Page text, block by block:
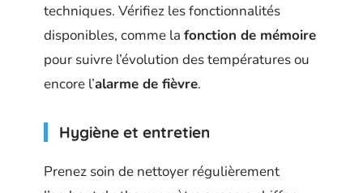
techniques. Vérifiez les fonctionnalités
disponibles, comme la fonction de mémoire
pour suivre l’évolution des températures ou
encore l’alarme de fièvre.
Hygiène et entretien
Prenez soin de nettoyer régulièrement